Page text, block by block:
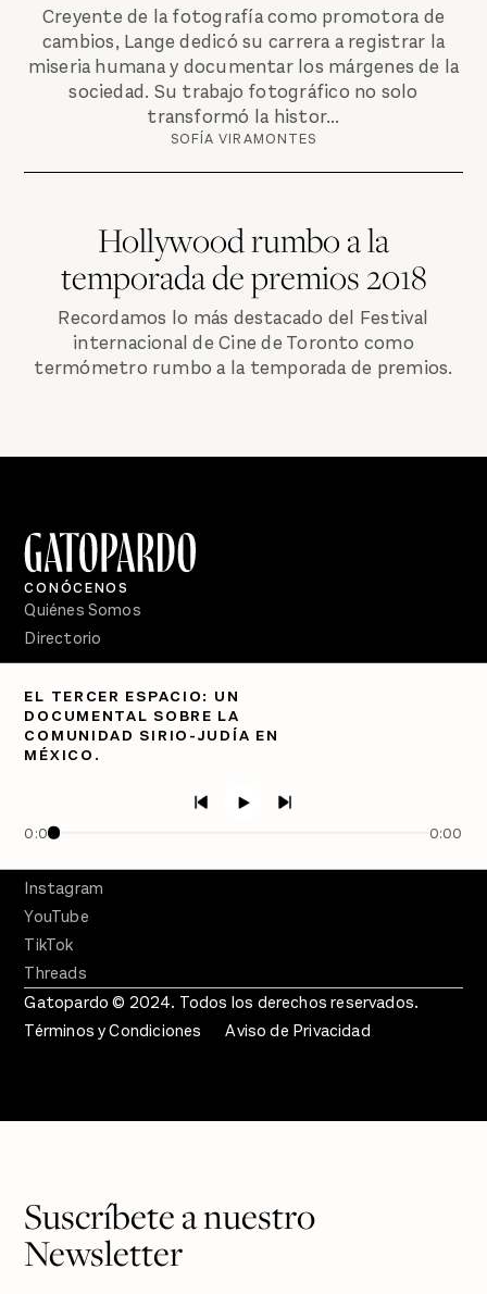
Creyente de la fotografía como promotora de
cambios, Lange dedicó su carrera a registrar la
miseria humana y documentar los márgenes de la
sociedad. Su trabajo fotográfico no solo
transformó la histor...
SOFÍA VIRAMONTES
Hollywood rumbo a la
temporada de premios 2018
Recordamos lo más destacado del Festival
internacional de Cine de Toronto como
termómetro rumbo a la temporada de premios.
EL TERCER ESPACIO: UN
DOCUMENTAL SOBRE LA
COMUNIDAD SIRIO-JUDÍA EN
MÉXICO.
0:00 0:00
CONÓCENOS
Quiénes Somos
Directorio
Semanario Gatopardo
En Qué Momento
Crecer en Distopía
Facebook
Instagram
YouTube
TikTok
Threads
Gatopardo © 2024. Todos los derechos reservados.
Términos y Condiciones
Aviso de Privacidad
Suscríbete a nuestro
Newsletter